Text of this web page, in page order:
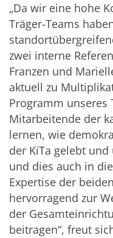
„Da wir eine hohe
Träger-Teams
zwei interne
Franzen und
aktuell zu
Programm unseres
Mitarbeitende der
lernen, wie
der KiTa gelebt
und dies auch in
Expertise der
hervorragend zur
der
beitragen“, freut